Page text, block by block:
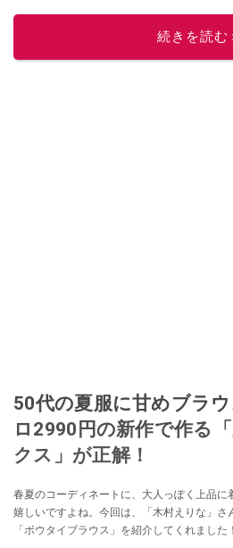
このイチ
続きを読む
50代の夏服に甘めブラ
ロ2990円の新作で作る
クス」が正解！
春夏のコーディネートに、大人っぽく上品に
嬉しいですよね。今回は、「木村えりな」さ
「ボウタイブラウス」を紹介してくれました！